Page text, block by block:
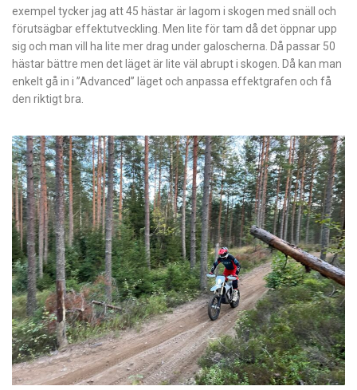
exempel tycker jag att 45 hästar är lagom i skogen med snäll och
förutsägbar effektutveckling. Men lite för tam då det öppnar upp
sig och man vill ha lite mer drag under galoscherna. Då passar 50
hästar bättre men det läget är lite väl abrupt i skogen. Då kan man
enkelt gå in i ”Advanced” läget och anpassa effektgrafen och få
den riktigt bra.